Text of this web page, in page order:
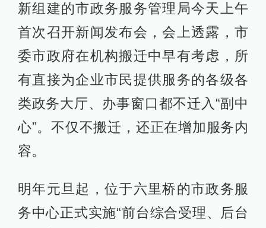
新组建的市政务服务管理局今天上午
首次召开新闻发布会，会上透露，市
委市政府在机构搬迁中早有考虑，所
有直接为企业市民提供服务的各级各
类政务大厅、办事窗口都不迁入“副中
心”。不仅不搬迁，还正在增加服务内
容。
明年元旦起，位于六里桥的市政务服
务中心正式实施“前台综合受理、后台